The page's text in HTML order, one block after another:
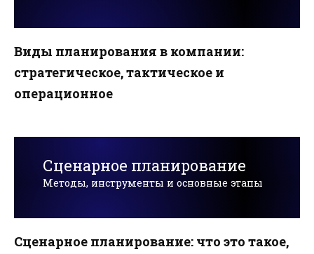
Виды планирования в компании:
стратегическое, тактическое и
операционное
Сценарное планирование
Методы, инструменты и основные этапы
Сценарное планирование: что это такое,